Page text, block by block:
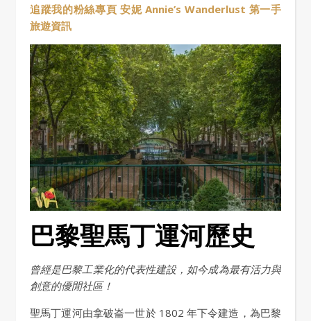
追蹤我的粉絲專頁 安妮 Annie’s Wanderlust 第一手
旅遊資訊
巴黎聖馬丁運河歷史
曾經是巴黎工業化的代表性建設，如今成為最有活力與
創意的優閒社區！
聖馬丁運河由拿破崙一世於 1802 年下令建造，為巴黎